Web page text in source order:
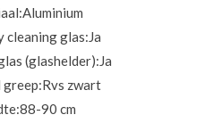
Aluminium
cleaning glas:Ja
(glashelder):Ja
Rvs zwart
88-90 cm